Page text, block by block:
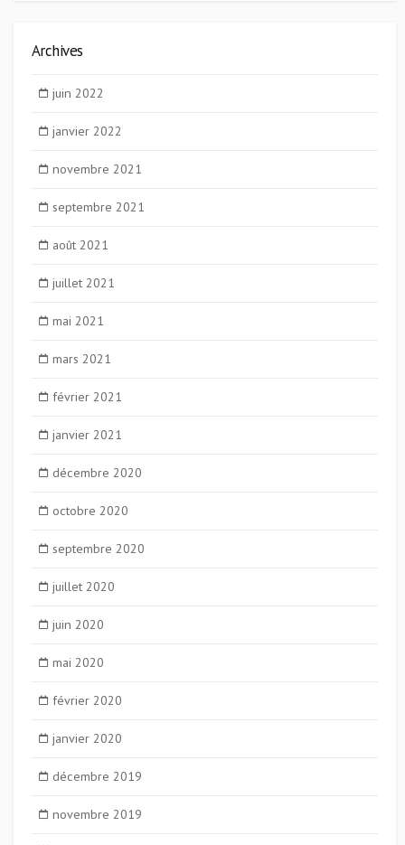
Archives
juin 2022
janvier 2022
novembre 2021
septembre 2021
août 2021
juillet 2021
mai 2021
mars 2021
février 2021
janvier 2021
décembre 2020
octobre 2020
septembre 2020
juillet 2020
juin 2020
mai 2020
février 2020
janvier 2020
décembre 2019
novembre 2019